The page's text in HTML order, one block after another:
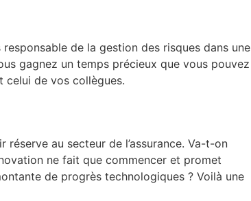
de la gestion des risques dans une
gagnez un temps précieux que vous pouvez
celui de vos collègues.
réserve au secteur de l’assurance. Va-t-on
ne fait que commencer et promet
de progrès technologiques ? Voilà une